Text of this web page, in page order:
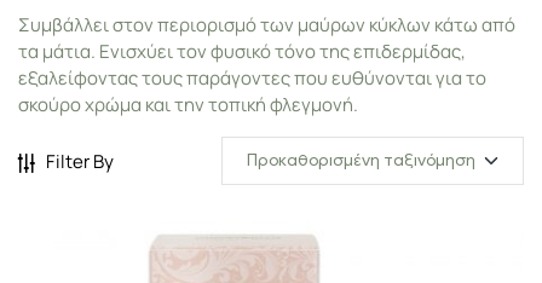
Συμβάλλει στον περιορισμό των μαύρων κύκλων κάτω από
τα μάτια. Ενισχύει τον φυσικό τόνο της επιδερμίδας,
εξαλείφοντας τους παράγοντες που ευθύνονται για το
σκούρο χρώμα και την τοπική φλεγμονή.
Filter By